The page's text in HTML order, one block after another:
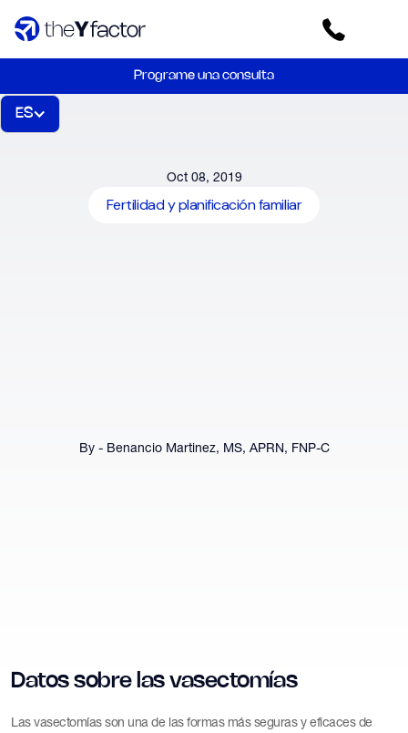
Programe una consulta
ES
Oct 08, 2019
Fertilidad y planificación familiar
By - Benancio Martinez, MS, APRN, FNP-C
Datos sobre las vasectomías
Las vasectomías son una de las formas más seguras y eficaces de